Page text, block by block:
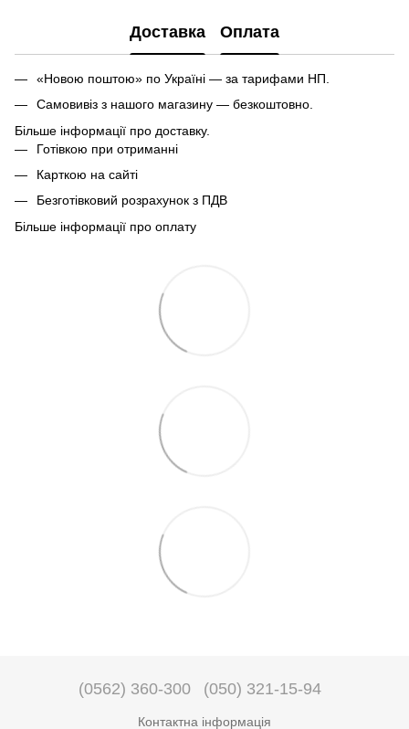
Доставка Оплата
«Новою поштою» по Україні — за тарифами НП.
Самовивіз з нашого магазину — безкоштовно.
Більше інформації про доставку.
Готівкою при отриманні
Карткою на сайті
Безготівковий розрахунок з ПДВ
Більше інформації про оплату
(0562) 360-300 (050) 321-15-94
Контактна інформація